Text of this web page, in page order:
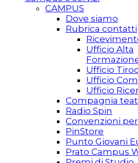
CAMPUS
Dove siamo
Rubrica contatti
Ufficio Alta
Ufficio
Ufficio
Ufficio
Compagnia
Radio Spin
Convenzioni
PinStore
Punto Giovani
Prato Campus